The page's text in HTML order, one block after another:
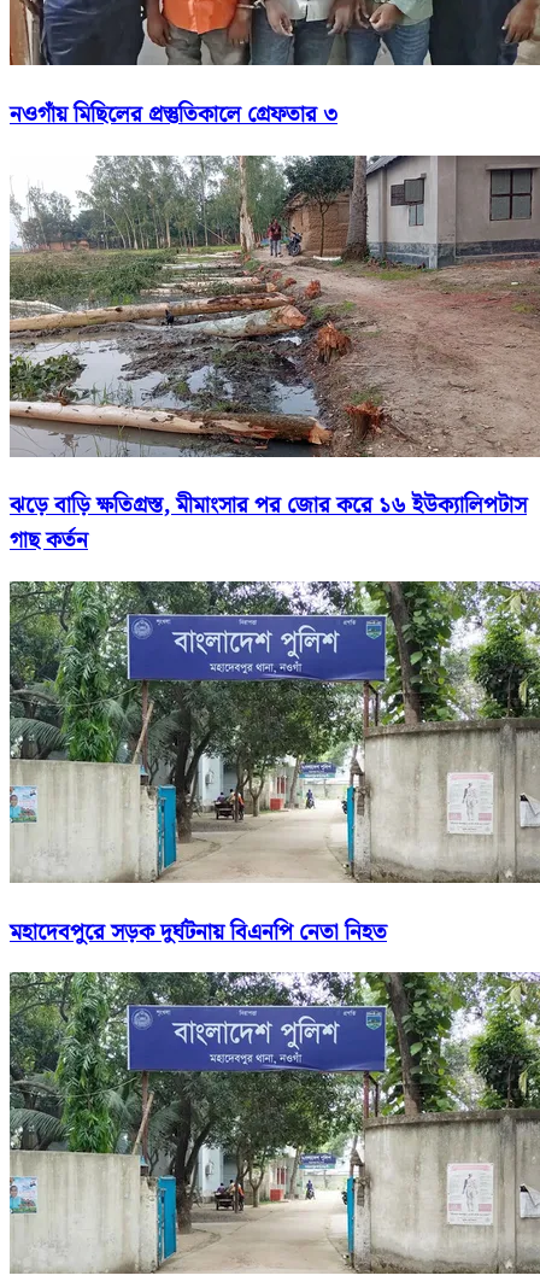
নওগাঁয় মিছিলের প্রস্তুতিকালে গ্রেফতার ৩
ঝড়ে বাড়ি ক্ষতিগ্রস্ত, মীমাংসার পর জোর করে ১৬ ইউক্যালিপটাস
গাছ কর্তন
মহাদেবপুরে সড়ক দুর্ঘটনায় বিএনপি নেতা নিহত